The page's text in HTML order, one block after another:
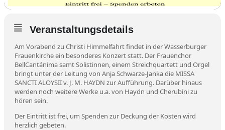
Veranstaltungsdetails
Am Vorabend zu Christi Himmelfahrt findet in der Wasserburger
Frauenkirche ein besonderes Konzert statt. Der Frauenchor
BellCantánima samt Solistinnen, einem Streichquartett und Orgel
bringt unter der Leitung von Anja Schwarze-Janka die MISSA
SANCTI ALOYSII v. J. M. HAYDN zur Aufführung. Darüber hinaus
werden noch weitere Werke u.a. von Haydn und Cherubini zu
hören sein.
Der Eintritt ist frei, um Spenden zur Deckung der Kosten wird
herzlich gebeten.